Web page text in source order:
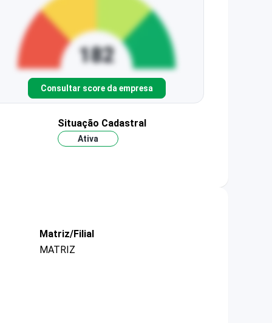
Consultar score da empresa
Situação Cadastral
Ativa
Matriz/Filial
MATRIZ